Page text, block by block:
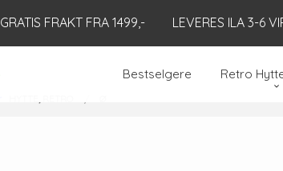
GRATIS FRAKT FRA 1499,- LEVERES ILA 3-6
Bestselgere Retro